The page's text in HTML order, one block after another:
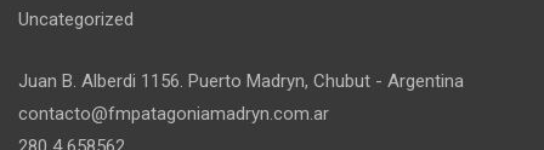
Uncategorized
Juan B. Alberdi 1156. Puerto Madryn, Chubut - Argentina
contacto@fmpatagoniamadryn.com.ar